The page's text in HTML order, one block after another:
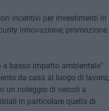
incentivi per investimenti in
innovazione; promozione
basso impatto ambientale"
da casa al luogo di lavoro,
un noleggio di veicoli a
in particolare quella di